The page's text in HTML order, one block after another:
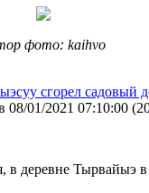
фото: kaihvo
сгорел садовый
08/01/2021 07:10:00 (
в деревне